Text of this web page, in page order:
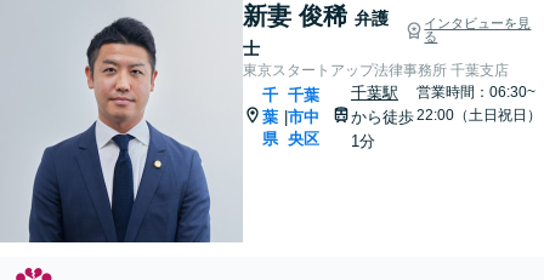
新妻 俊稀 弁護
士
インタビューを見
る
東京スタートアップ法律事務所 千葉支店
千
葉
県
千葉
市中
央区
千葉駅
から徒歩
1分
営業時間：06:30~
22:00（土日祝日）